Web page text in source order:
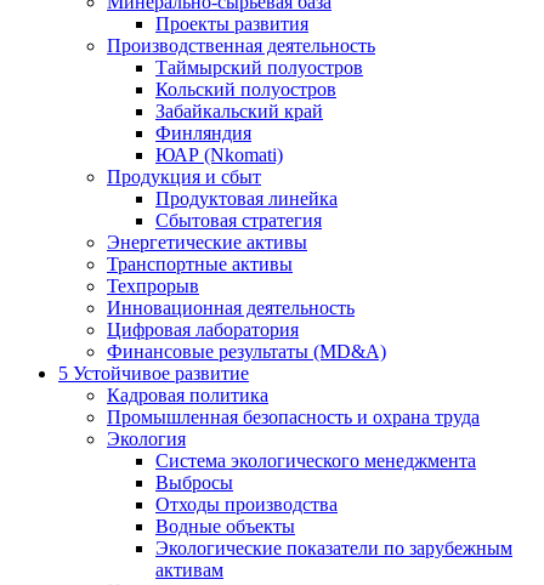
Проекты развития
Производственная деятельность
Таймырский полуостров
Кольский полуостров
Забайкальский край
Финляндия
ЮАР (Nkomati)
Продукция и сбыт
Продуктовая линейка
Сбытовая стратегия
Энергетические активы
Транспортные активы
Техпрорыв
Инновационная деятельность
Цифровая лаборатория
Финансовые результаты (MD&A)
5 Устойчивое развитие
Кадровая политика
Промышленная безопасность и охрана труда
Экология
Система экологического менеджмента
Выбросы
Отходы производства
Водные объекты
Экологические показатели по зарубежным
активам